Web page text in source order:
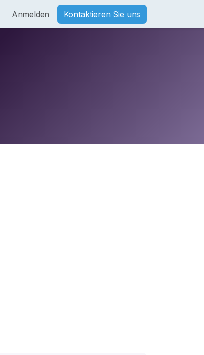
Anmelden Kontaktieren Sie uns